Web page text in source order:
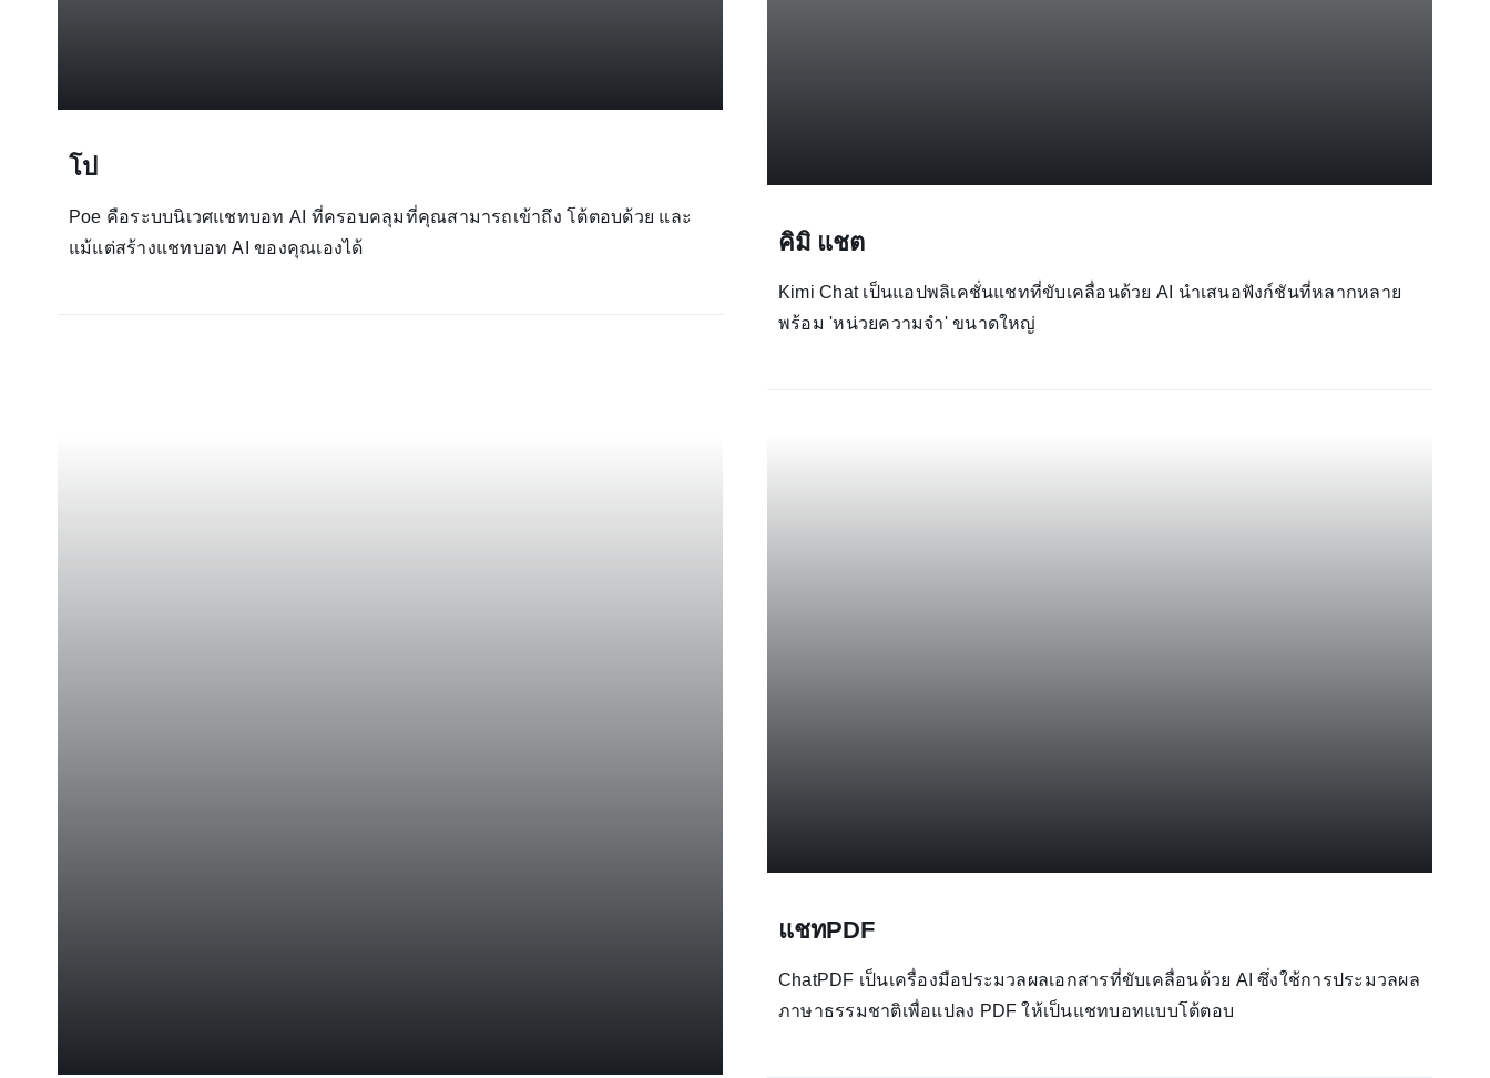
โป
Poe คือระบบนิเวศแชทบอท AI ที่ครอบคลุมที่คุณสามารถเข้าถึง โต้ตอบด้วย และ
แม้แต่สร้างแชทบอท AI ของคุณเองได้
คิมิ แชต
Kimi Chat เป็นแอปพลิเคชั่นแชทที่ขับเคลื่อนด้วย AI นำเสนอฟังก์ชันที่หลากหลาย
พร้อม 'หน่วยความจำ' ขนาดใหญ่
แชทPDF
ChatPDF เป็นเครื่องมือประมวลผลเอกสารที่ขับเคลื่อนด้วย AI ซึ่งใช้การประมวลผล
ภาษาธรรมชาติเพื่อแปลง PDF ให้เป็นแชทบอทแบบโต้ตอบ